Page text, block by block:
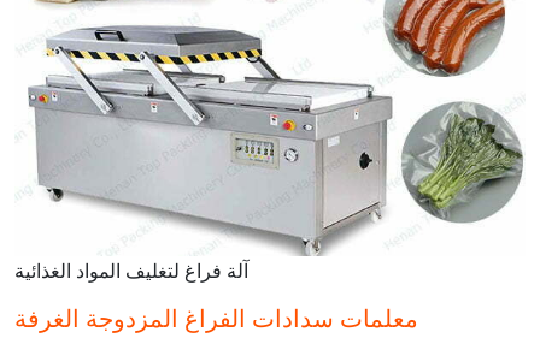
آلة فراغ لتغليف المواد الغذائية
معلمات سدادات الفراغ المزدوجة الغرفة